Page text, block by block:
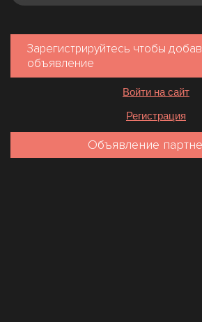
Зарегистрируйтесь чтобы
объявление
Войти на сайт
Регистрация
Объявление